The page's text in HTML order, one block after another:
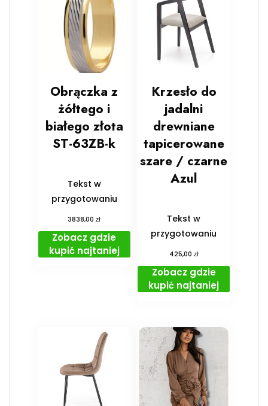
Obrączka z
żółtego i
białego złota
ST-63ZB-k
Tekst w
przygotowaniu
3838,00zł
Zobacz gdzie
kupić najtaniej
Krzesło do
jadalni
drewniane
tapicerowane
szare / czarne
Azul
Tekst w
przygotowaniu
425,00 zł
Zobacz gdzie
kupić najtaniej